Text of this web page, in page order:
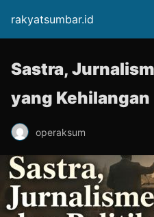
rakyatsumbar.id
Sastra,
yang Kehilangan
operaksum